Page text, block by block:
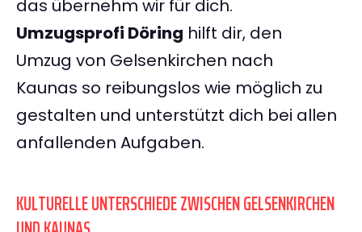
das übernehm wir für dich.
Umzugsprofi Döring hilft dir, den
Umzug von Gelsenkirchen nach
Kaunas so reibungslos wie möglich zu
gestalten und unterstützt dich bei allen
anfallenden Aufgaben.
KULTURELLE UNTERSCHIEDE ZWISCHEN GELSENKIRCHEN